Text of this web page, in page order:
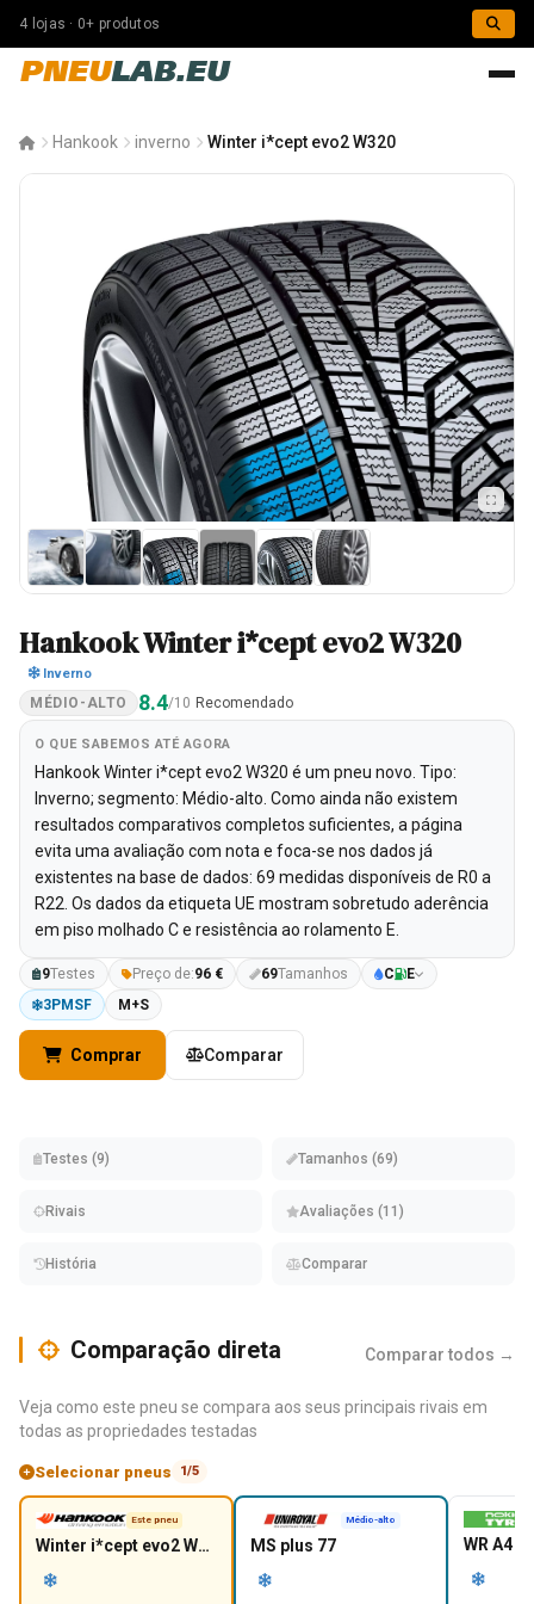
4 lojas · 0+ produtos
PNEULAB.EU
Hankook inverno Winter i*cept evo2 W320
Hankook Winter i*cept evo2 W320
Inverno
MÉDIO-ALTO 8.4/10 Recomendado
O QUE SABEMOS ATÉ AGORA
Hankook Winter i*cept evo2 W320 é um pneu novo. Tipo:
Inverno; segmento: Médio-alto. Como ainda não existem
resultados comparativos completos suficientes, a página
evita uma avaliação com nota e foca-se nos dados já
existentes na base de dados: 69 medidas disponíveis de R0 a
R22. Os dados da etiqueta UE mostram sobretudo aderência
em piso molhado C e resistência ao rolamento E.
9Testes Preço de:96 € 69Tamanhos C
E
3PMSF
M+S
Comprar Comparar
Testes (9) Tamanhos (69)
Rivais Avaliações (11)
História Comparar
Comparação direta Comparar todos →
Veja como este pneu se compara aos seus principais rivais em
todas as propriedades testadas
Selecionar pneus 1/5
Este pneu
Winter i*cept evo2 W320
Médio-alto
MS plus 77 WR A4